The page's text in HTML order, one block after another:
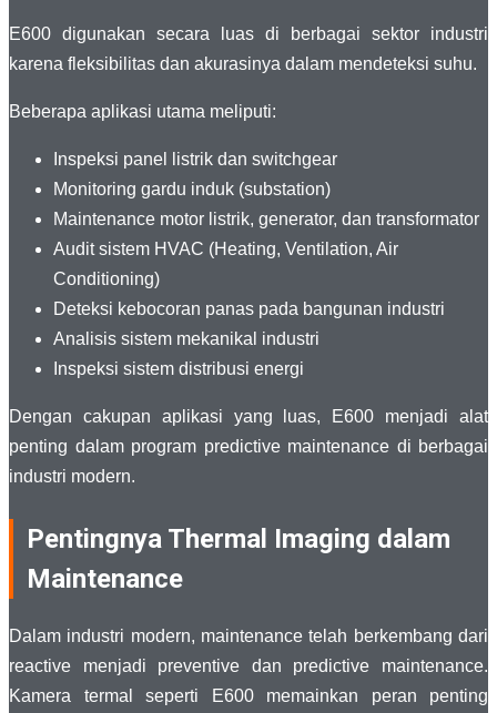
E600 digunakan secara luas di berbagai sektor industri
karena fleksibilitas dan akurasinya dalam mendeteksi suhu.
Beberapa aplikasi utama meliputi:
Inspeksi panel listrik dan switchgear
Monitoring gardu induk (substation)
Maintenance motor listrik, generator, dan transformator
Audit sistem HVAC (Heating, Ventilation, Air
Conditioning)
Deteksi kebocoran panas pada bangunan industri
Analisis sistem mekanikal industri
Inspeksi sistem distribusi energi
Dengan cakupan aplikasi yang luas, E600 menjadi alat
penting dalam program predictive maintenance di berbagai
industri modern.
Pentingnya Thermal Imaging dalam
Maintenance
Dalam industri modern, maintenance telah berkembang dari
reactive menjadi preventive dan predictive maintenance.
Kamera termal seperti E600 memainkan peran penting